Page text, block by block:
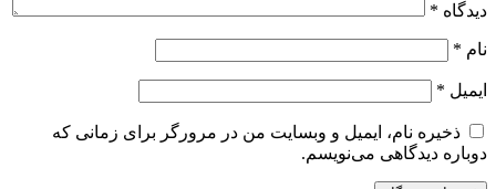
دیدگاه *
نام *
ایمیل *
ذخیره نام، ایمیل و وبسایت من در مرورگر برای زمانی که
دوباره دیدگاهی می‌نویسم.